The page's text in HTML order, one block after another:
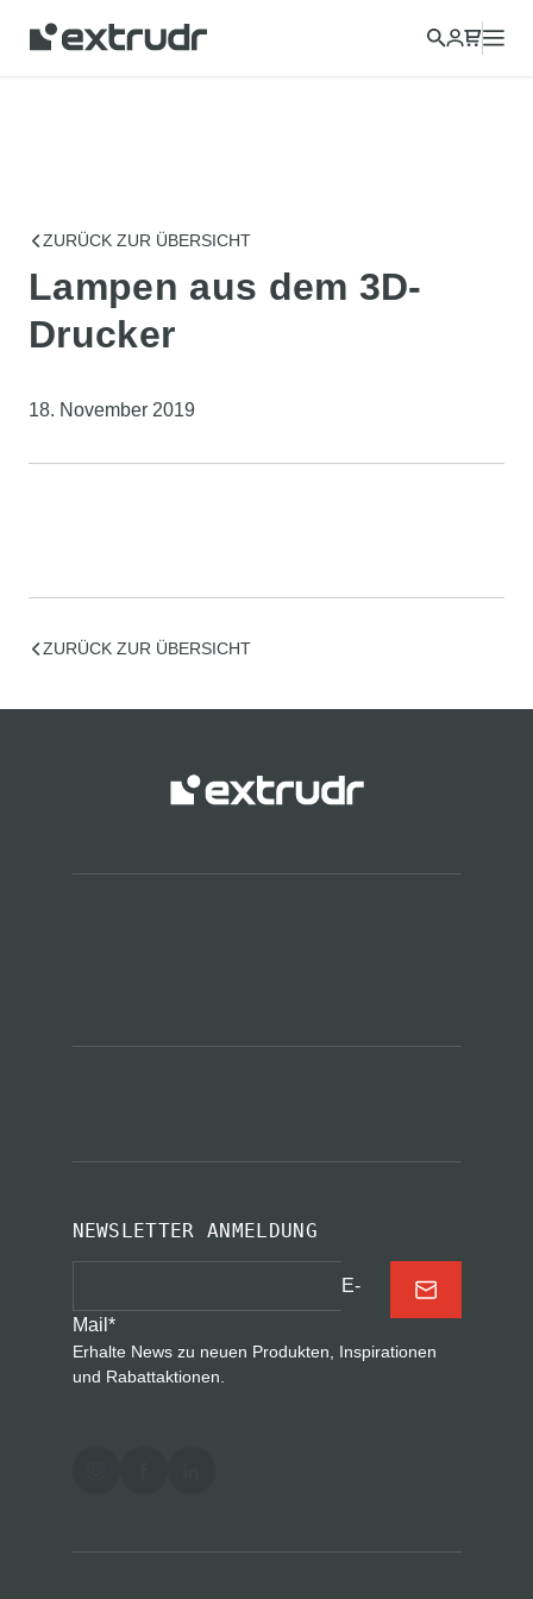
ZURÜCK ZUR ÜBERSICHT
Lampen aus dem 3D-
Drucker
18. November 2019
ZURÜCK ZUR ÜBERSICHT
NEWSLETTER ANMELDUNG
E-
Mail *
Erhalte News zu neuen Produkten, Inspirationen
und Rabattaktionen.